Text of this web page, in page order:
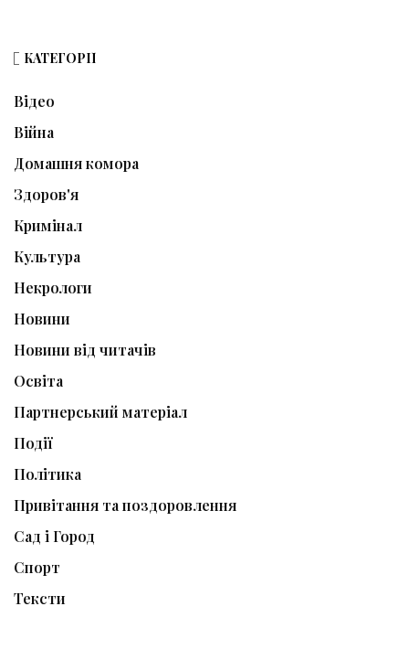
КАТЕГОРІЇ
Відео
Війна
Домашня комора
Здоров'я
Кримінал
Культура
Некрологи
Новини
Новини від читачів
Освіта
Партнерський матеріал
Події
Політика
Привітання та поздоровлення
Сад і Город
Спорт
Тексти